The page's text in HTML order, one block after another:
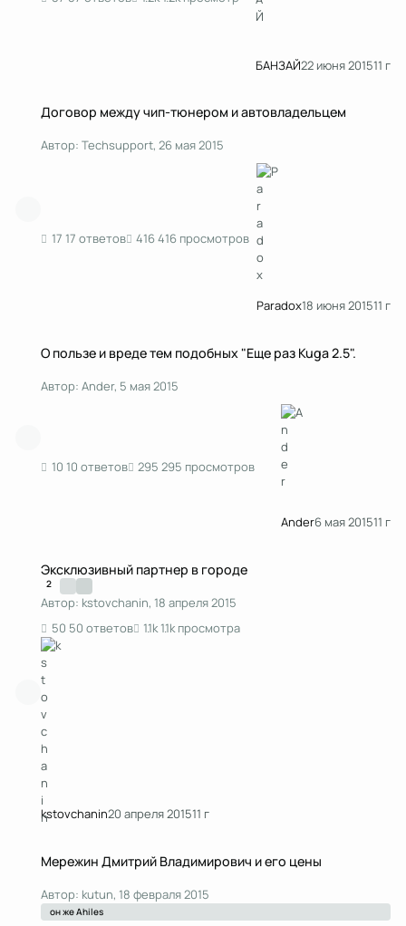
БАНЗАЙ22 июня 201511 г
Договор между чип-тюнером и автовладельцем
Автор: Techsupport, 26 мая 2015
17 ответов 416 просмотров
Paradox18 июня 201511 г
О пользе и вреде тем подобных "Еще раз Kuga 2.5".
Автор: Ander, 5 мая 2015
10 ответов 295 просмотров
Ander6 мая 201511 г
Эксклюзивный партнер в городе
2
Автор: kstоvchanin, 18 апреля 2015
50 ответов
1.1k просмотра
kstоvchanin20 апреля 201511 г
Мережин Дмитрий Владимирович и его цены
Автор: kutun, 18 февраля 2015
он же Ahiles